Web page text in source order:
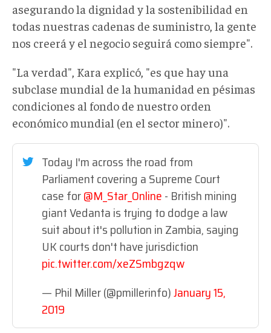
asegurando la dignidad y la sostenibilidad en
todas nuestras cadenas de suministro, la gente
nos creerá y el negocio seguirá como siempre".
"La verdad", Kara explicó, "es que hay una
subclase mundial de la humanidad en pésimas
condiciones al fondo de nuestro orden
económico mundial (en el sector minero)".
Today I'm across the road from
Parliament covering a Supreme Court
case for@M_Star_Online- British mining
giant Vedanta is trying to dodge a law
suit about it's pollution in Zambia, saying
UK courts don't have jurisdiction
pic.twitter.com/xeZSmbgzqw
— Phil Miller (@pmillerinfo)January 15,
2019